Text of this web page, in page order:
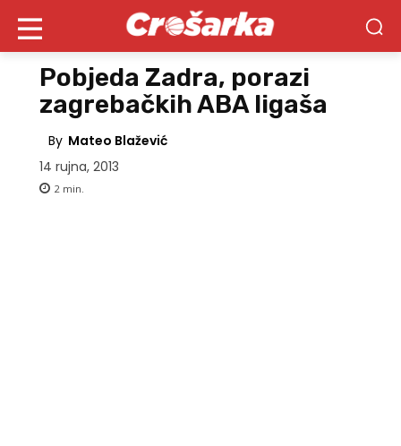
Pobjeda Zadra, porazi
zagrebačkih ABA ligaša
By Mateo Blažević
14 rujna, 2013
2 min.